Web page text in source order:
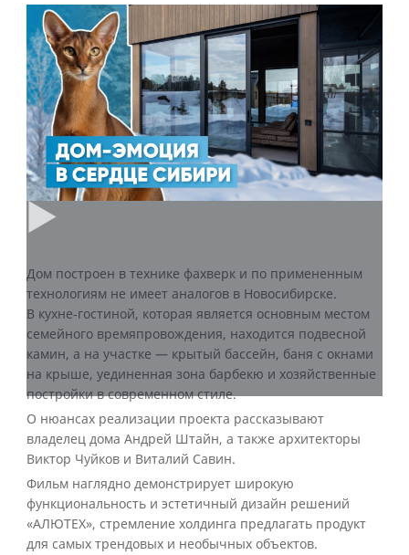
Дом построен в технике фахверк и по примененным
технологиям не имеет аналогов в Новосибирске.
В кухне‑гостиной, которая является основным местом
семейного времяпровождения, находится подвесной
камин, а на участке — крытый бассейн, баня с окнами
на крыше, уединенная зона барбекю и хозяйственные
постройки в современном стиле.
О нюансах реализации проекта рассказывают
владелец дома Андрей Штайн, а также архитекторы
Виктор Чуйков и Виталий Савин.
Фильм наглядно демонстрирует широкую
функциональность и эстетичный дизайн решений
«АЛЮТЕХ», стремление холдинга предлагать продукт
для самых трендовых и необычных объектов.